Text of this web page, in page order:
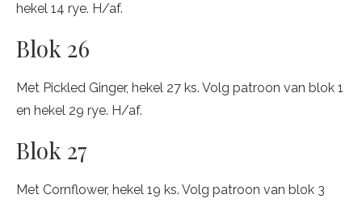
hekel 14 rye. H/af.
Blok 26
Met Pickled Ginger, hekel 27 ks. Volg patroon van blok 1
en hekel 29 rye. H/af.
Blok 27
Met Cornflower, hekel 19 ks. Volg patroon van blok 3